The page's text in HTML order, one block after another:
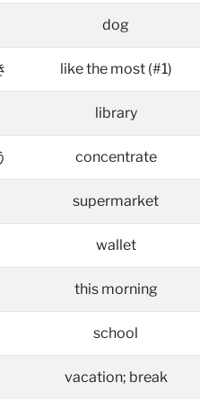
dog
like the most (#1)
library
concentrate
supermarket
wallet
this morning
school
vacation; break